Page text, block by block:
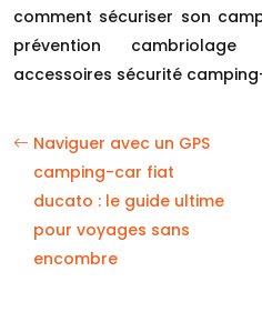
comment sécuriser son
prévention
accessoires sécurité
Naviguer avec un GPS
camping-car fiat
ducato : le guide ultime
pour voyages sans
encombre